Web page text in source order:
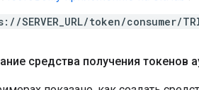
SERVER_URL/token/consumer/
средства получения токенов